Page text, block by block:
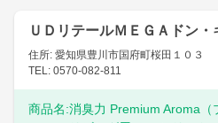
ＵＤリテールＭＥＧＡドン
住所: 愛知県豊川市国府町桜田１０３
TEL: 0570-082-811
商品名:消臭力 Premium Aroma（